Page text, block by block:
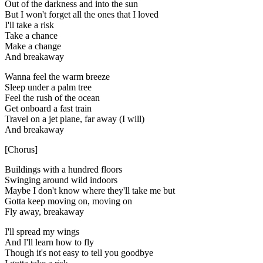
Out of the darkness and into the sun
But I won't forget all the ones that I loved
I'll take a risk
Take a chance
Make a change
And breakaway
Wanna feel the warm breeze
Sleep under a palm tree
Feel the rush of the ocean
Get onboard a fast train
Travel on a jet plane, far away (I will)
And breakaway
[Chorus]
Buildings with a hundred floors
Swinging around wild indoors
Maybe I don't know where they'll take me but
Gotta keep moving on, moving on
Fly away, breakaway
I'll spread my wings
And I'll learn how to fly
Though it's not easy to tell you goodbye